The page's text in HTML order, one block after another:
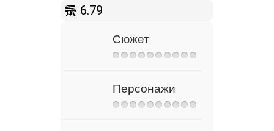
6.79
Сюжет
Персонажи